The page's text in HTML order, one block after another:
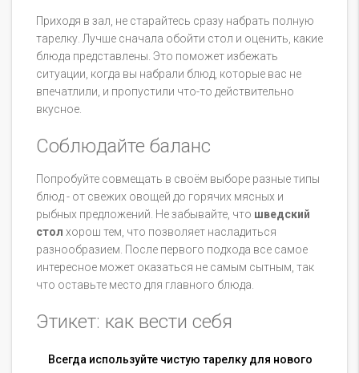
Приходя в зал, не старайтесь сразу набрать полную
тарелку. Лучше сначала обойти стол и оценить, какие
блюда представлены. Это поможет избежать
ситуации, когда вы набрали блюд, которые вас не
впечатлили, и пропустили что-то действительно
вкусное.
Соблюдайте баланс
Попробуйте совмещать в своём выборе разные типы
блюд - от свежих овощей до горячих мясных и
рыбных предложений. Не забывайте, что шведский
стол хорош тем, что позволяет насладиться
разнообразием. После первого подхода все самое
интересное может оказаться не самым сытным, так
что оставьте место для главного блюда.
Этикет: как вести себя
Всегда используйте чистую тарелку для нового